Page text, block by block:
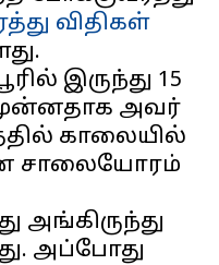
விதிகள்
இருந்து 15
அவர்
காலையில்
சாலையோரம்
அங்கிருந்து
அப்போது